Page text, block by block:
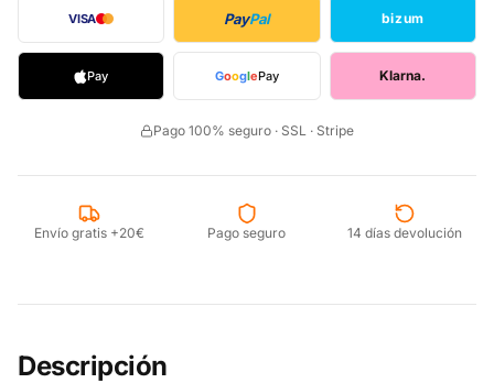
VISA PayPal bizum
Pay GooglePay Klarna.
Pago 100% seguro · SSL · Stripe
Envío gratis +20€ Pago seguro 14 días devolución
Descripción